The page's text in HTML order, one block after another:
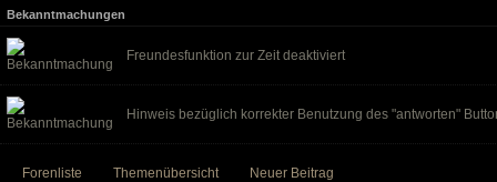
Bekanntmachungen
Freundesfunktion zur Zeit deaktiviert
Hinweis bezüglich korrekter Benutzung des "antworten"
Forenliste Themenübersicht Neuer Beitrag